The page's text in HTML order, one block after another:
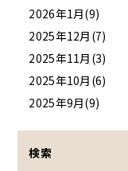
2026年1月(9)
2025年12月(7)
2025年11月(3)
2025年10月(6)
2025年9月(9)
検索